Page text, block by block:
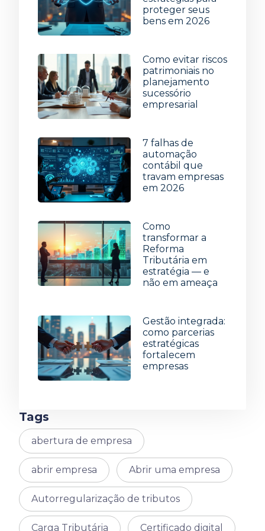
proteger seus
bens em 2026
Como evitar riscos
patrimoniais no
planejamento
sucessório
empresarial
7 falhas de
automação
contábil que
travam empresas
em 2026
Como
transformar a
Reforma
Tributária em
estratégia — e
não em ameaça
Gestão integrada:
como parcerias
estratégicas
fortalecem
empresas
Tags
abertura de empresa
abrir empresa Abrir uma empresa
Autorregularização de tributos
Carga Tributária Certificado digital